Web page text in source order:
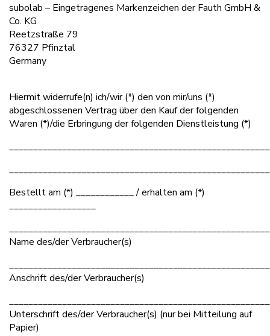
subolab – Eingetragenes Markenzeichen der Fauth GmbH &
Co. KG
Reetzstraße 79
76327 Pfinztal
Germany
Hiermit widerrufe(n) ich/wir (*) den von mir/uns (*)
abgeschlossenen Vertrag über den Kauf der folgenden
Waren (*)/die Erbringung der folgenden Dienstleistung (*)
Bestellt am (*) ____________ / erhalten am (*)
__________________
Name des/der Verbraucher(s)
Anschrift des/der Verbraucher(s)
Unterschrift des/der Verbraucher(s) (nur bei Mitteilung auf
Papier)